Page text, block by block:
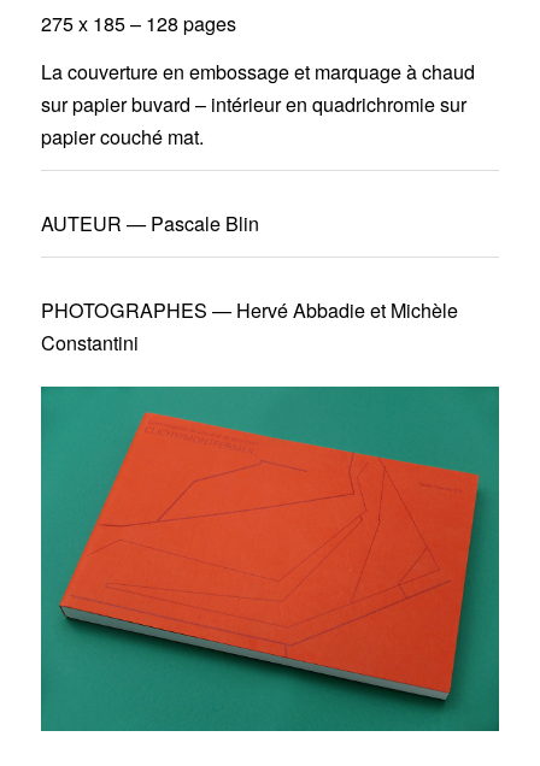
275 x 185 – 128 pages
La couverture en embossage et marquage à chaud
sur papier buvard – intérieur en quadrichromie sur
papier couché mat.
AUTEUR — Pascale Blin
PHOTOGRAPHES — Hervé Abbadie et Michèle
Constantini